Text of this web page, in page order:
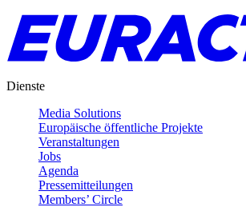
Dienste
Media Solutions
Europäische öffentliche Projekte
Veranstaltungen
Jobs
Agenda
Pressemitteilungen
Members’ Circle